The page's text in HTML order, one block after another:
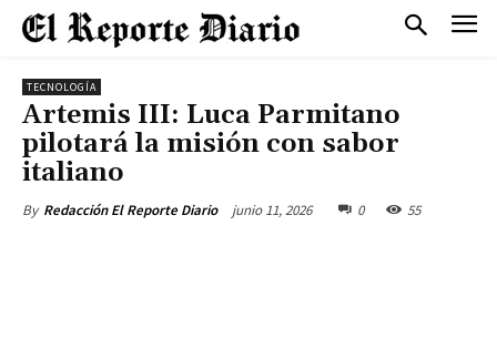
TECNOLOGÍA
Artemis III: Luca Parmitano
pilotará la misión con sabor
italiano
By Redacción El Reporte Diario junio 11, 2026 0 55